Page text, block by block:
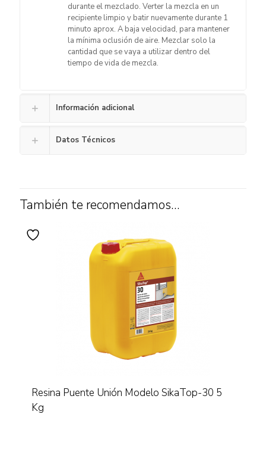
durante el mezclado. Verter la mezcla en un
recipiente limpio y batir nuevamente durante 1
minuto aprox. A baja velocidad, para mantener
la mínima oclusión de aire. Mezclar solo la
cantidad que se vaya a utilizar dentro del
tiempo de vida de mezcla.
Información adicional
Datos Técnicos
También te recomendamos…
Resina Puente Unión Modelo SikaTop-30 5
Kg